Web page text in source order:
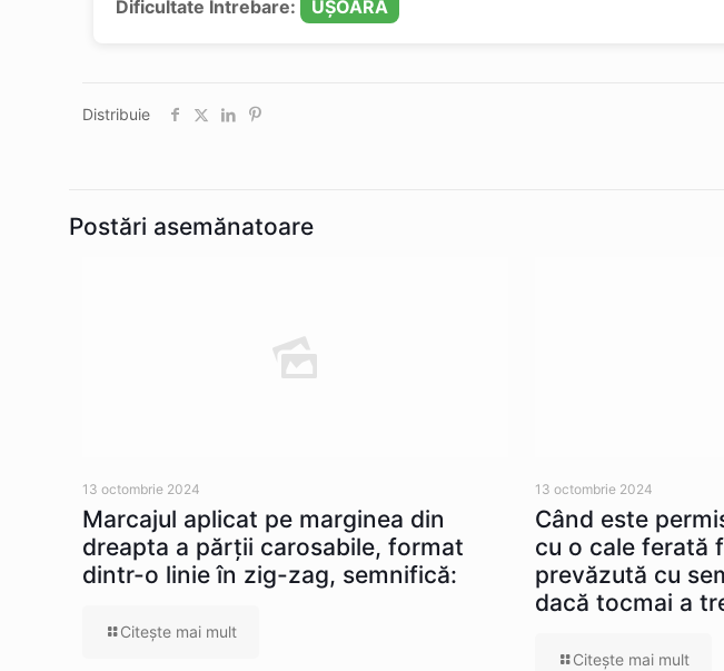
Dificultate Întrebare: UȘOARĂ
Distribuie
Postări asemănatoare
13 octombrie 2024
Marcajul aplicat pe marginea din
dreapta a părţii carosabile, format
dintr-o linie în zig-zag, semnifică:
Citeşte mai mult
13 octombrie 2024
Când este
cu o cale ferată
prevăzută cu
dacă tocmai a
Citeşte mai mult